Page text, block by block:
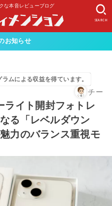
な本音レビューブログ
SEARCH
お知らせ
ムによる収益を得ています。
チー
イト開封フォトレ
る「レベルダウン
力のバランス重視モ